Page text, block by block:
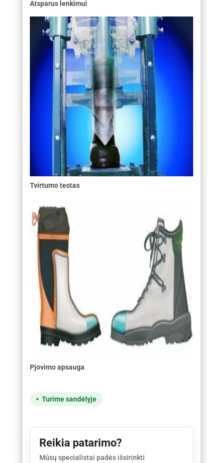
Atsparus lenkimui
Tvirtumo testas
Pjovimo apsauga
Turime sandėlyje
Reikia patarimo?
Mūsų specialistai padės išsirinkti